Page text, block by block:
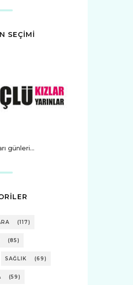
SEÇİMİ
günleri...
(117)
(85)
SAĞLIK (69)
(59)